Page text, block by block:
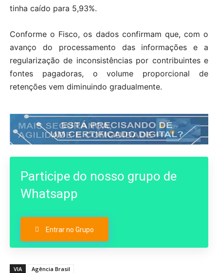
tinha caído para 5,93%.
Conforme o Fisco, os dados confirmam que, com o
avanço do processamento das informações e a
regularização de inconsistências por contribuintes e
fontes pagadoras, o volume proporcional de
retenções vem diminuindo gradualmente.
Participe do nosso grupo de
Whatsapp
Entrar no Grupo
VIA
Agência Brasil